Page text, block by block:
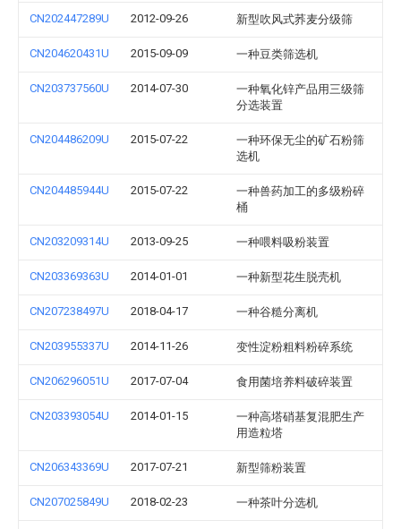
CN202447289U 2012-09-26 新型吹风式荞麦分级筛
CN204620431U 2015-09-09 一种豆类筛选机
CN203737560U 2014-07-30
一种氧化锌产品用三级筛
分选装置
CN204486209U 2015-07-22
一种环保无尘的矿石粉筛
选机
CN204485944U 2015-07-22
一种兽药加工的多级粉碎
桶
CN203209314U 2013-09-25 一种喂料吸粉装置
CN203369363U 2014-01-01 一种新型花生脱壳机
CN207238497U 2018-04-17 一种谷糙分离机
CN203955337U 2014-11-26 变性淀粉粗料粉碎系统
CN206296051U 2017-07-04 食用菌培养料破碎装置
CN203393054U 2014-01-15
一种高塔硝基复混肥生产
用造粒塔
CN206343369U 2017-07-21 新型筛粉装置
CN207025849U 2018-02-23 一种茶叶分选机